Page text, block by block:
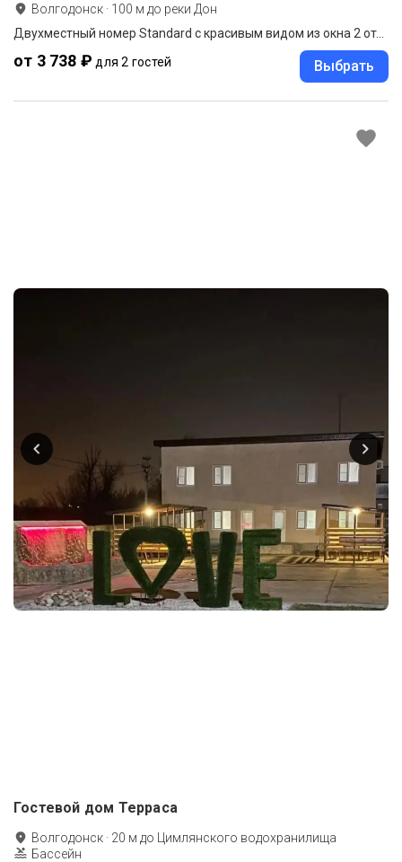
Волгодонск · 100 м до реки Дон
Двухместный номер Standard с красивым видом из окна 2 отдельные кровати
от 3 738 ₽ для 2 гостей Выбрать
Гостевой дом Терраса
Волгодонск · 20 м до
Цимлянского водохранилища
Бассейн